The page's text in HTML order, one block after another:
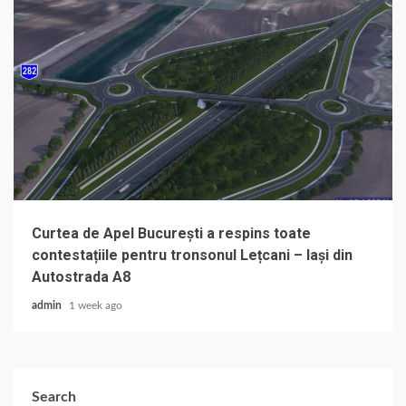
Curtea de Apel București a respins toate
contestațiile pentru tronsonul Lețcani – Iași din
Autostrada A8
admin 1 week ago
Search